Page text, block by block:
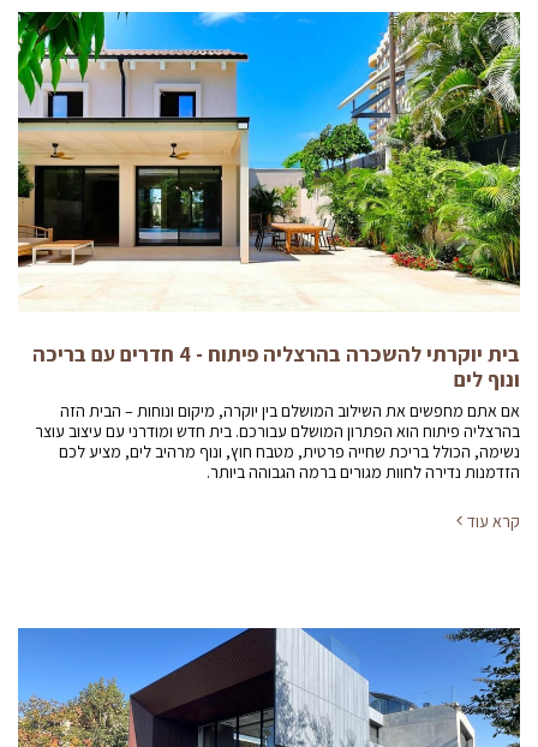
בית יוקרתי להשכרה בהרצליה פיתוח - 4 חדרים עם בריכה
ונוף לים
אם אתם מחפשים את השילוב המושלם בין יוקרה, מיקום ונוחות – הבית הזה
בהרצליה פיתוח הוא הפתרון המושלם עבורכם. בית חדש ומודרני עם עיצוב עוצר
נשימה, הכולל בריכת שחייה פרטית, מטבח חוץ, ונוף מרהיב לים, מציע לכם
הזדמנות נדירה לחוות מגורים ברמה הגבוהה ביותר.
קרא עוד